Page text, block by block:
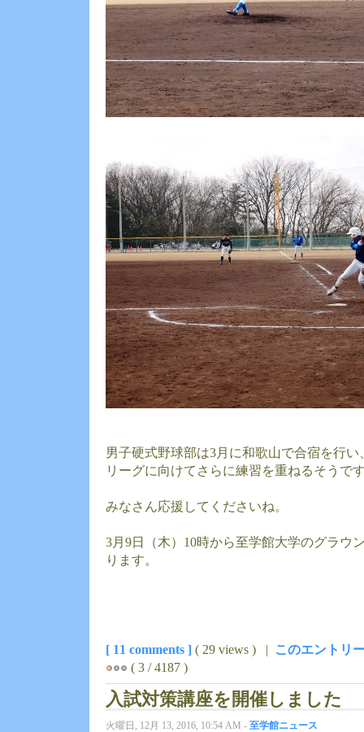
男子硬式野球部は3月に和歌山で合宿を行
リーグに向けてさらに練習を重ねるそうで
みなさん応援してくださいね。
3月9日（木）10時から至学館大学のグラウ
ります。
[ 11 comments ] ( 29 views ) | このエントリ
( 3 / 4187 )
入試対策講座を開催しました
火曜日, 12月 13, 2016, 10:54 AM - 至学館ニュース